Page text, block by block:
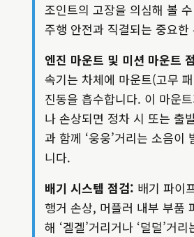
조인트의 고장을 의심해 볼
주행 안전과 직결되는 중요한
엔진 마운트 및 미션 마운트
속기는 차체에 마운트(고무
진동을 흡수합니다. 이 마운
나 손상되면 정차 시 또는 출
과 함께 ‘웅웅’거리는 소음이
니다.
배기 시스템 점검: 배기 파이
행거 손상, 머플러 내부 부품
해 ‘겔겔’거리거나 ‘덜덜’거